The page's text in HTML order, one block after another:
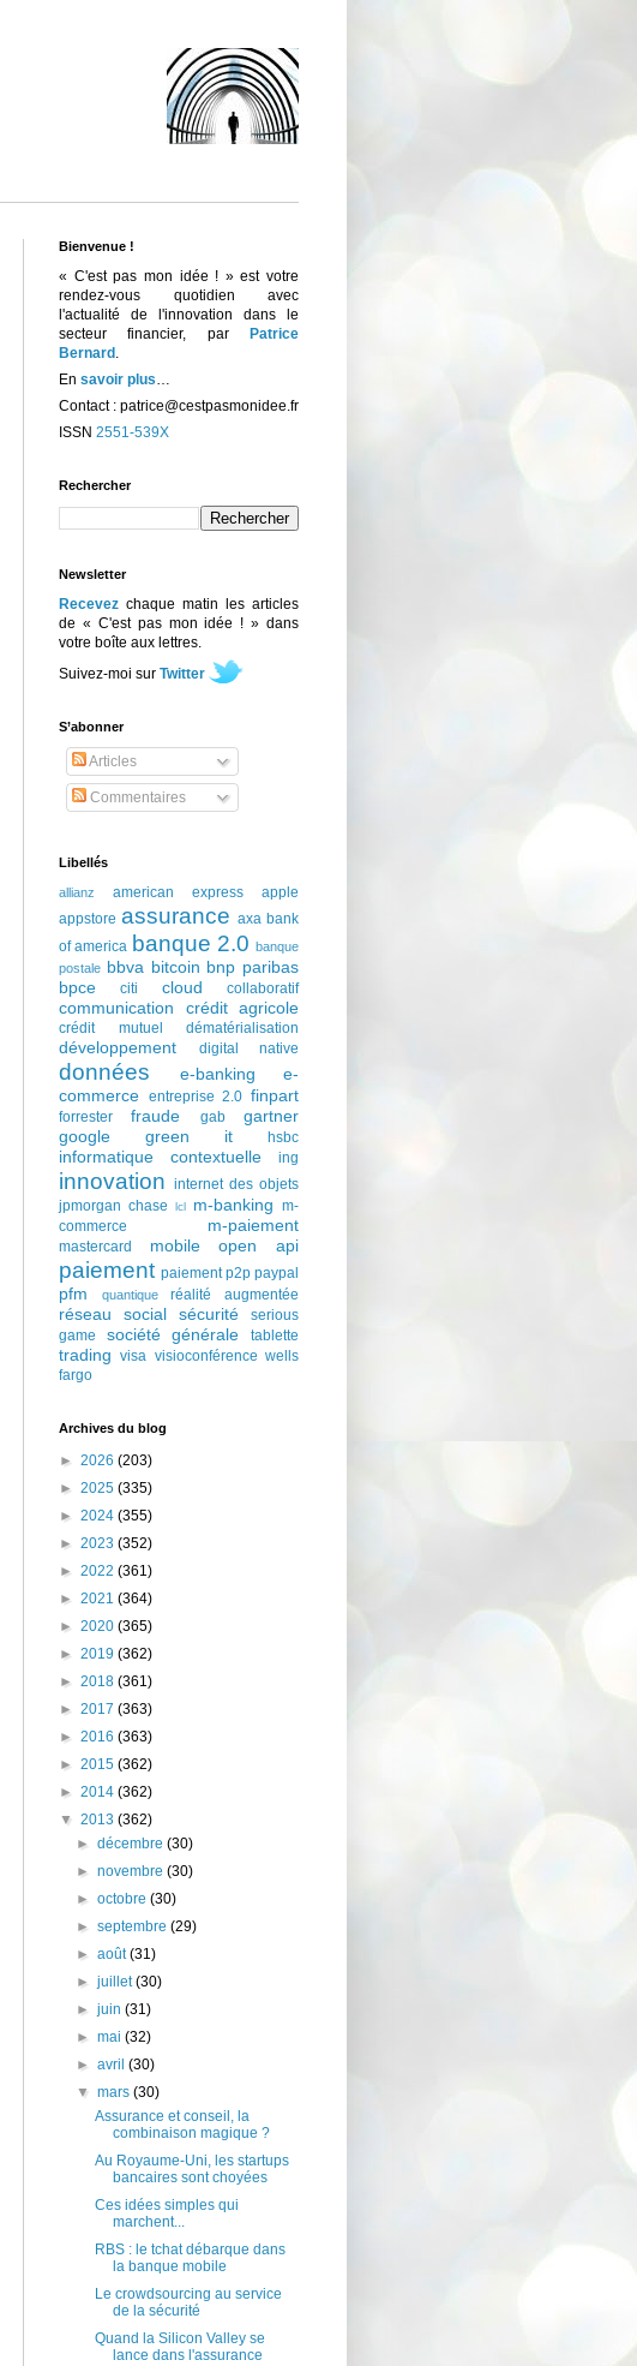
Bienvenue !
« C'est pas mon idée ! » est votre
rendez-vous quotidien avec
l'actualité de l'innovation dans le
secteur financier, par
Patrice
Bernard .
En savoir plus…
Contact : patrice@cestpasmonidee.fr
ISSN 2551-539X
Rechercher
Newsletter
Recevez chaque matin les articles
de « C'est pas mon idée ! » dans
votre boîte aux lettres.
Suivez-moi sur Twitter
S’abonner
Articles
Commentaires
Libellés
allianz american express
apple
appstore assurance axa bank
of america banque 2.0 banque
postale bbva bitcoin bnp paribas
bpce
citi cloud collaboratif
communication crédit agricole
crédit mutuel dématérialisation
développement digital native
données e-banking
e-
commerce entreprise 2.0 finpart
forrester fraude gab
gartner
google
green it hsbc
informatique contextuelle ing
innovation internet des objets
jpmorgan chase
lcl m-banking m-
commerce
m-paiement
mastercard mobile open api
paiement paiement p2p paypal
pfm quantique réalité augmentée
réseau social sécurité
serious
game
société générale tablette
trading visa visioconférence wells
fargo
Archives du blog
► 2026 (203)
► 2025 (335)
► 2024 (355)
► 2023 (352)
► 2022 (361)
► 2021 (364)
► 2020 (365)
► 2019 (362)
► 2018 (361)
► 2017 (363)
► 2016 (363)
► 2015 (362)
► 2014 (362)
▼ 2013 (362)
►décembre(30)
►novembre(30)
►octobre(30)
►septembre(29)
►août(31)
►juillet(30)
►juin(31)
►mai(32)
►avril(30)
▼mars(30)
Assurance et conseil, la
combinaison magique ?
Au Royaume-Uni, les startups
bancaires sont choyées
Ces idées simples qui
marchent...
RBS : le tchat débarque dans
la banque mobile
Le crowdsourcing au service
de la sécurité
Quand la Silicon Valley se
lance dans l'assurance